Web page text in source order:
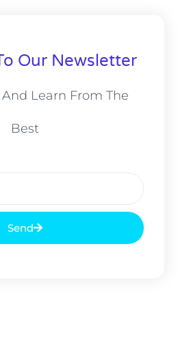
Our Newsletter
Learn From The
Best
Send